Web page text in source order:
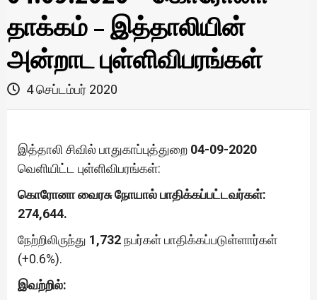
தாக்கம் – இத்தாலியின்
அன்றாட புள்ளிவிபரங்கள்
4 செப்டம்பர் 2020
இத்தாலி சிவில் பாதுகாப்புத்துறை 04-09-2020
வெளியிட்ட புள்ளிவிபரங்கள்:
கொரோனா வைரசு நோயால் பாதிக்கப்பட்டவர்கள்:
274,644.
நேற்றிலிருந்து 1,732நபர்கள் பாதிக்கப்படுள்ளார்கள்
(+0.6%).
இவற்றில்: